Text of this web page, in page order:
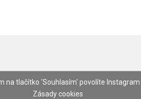
na tlačítko 'Souhlasím' povolíte Instagram
Zásady cookies